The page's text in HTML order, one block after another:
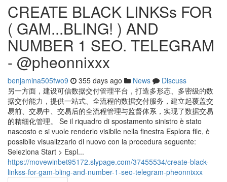
CREATE BLACK LINKSs FOR
( GAM...BLING! ) AND
NUMBER 1 SEO. TELEGRAM
- @pheonnixxx
benjamina505fwo9 355 days ago News
Discuss
另一方面，建设可信数据交付管理平台，打造多形态、多密级的数
据交付能力，提供一站式、全流程的数据交付服务，建立起覆盖交
易前、交易中、交易后的全流程管理与监督体系，实现了数据交易
的精细化管理。 Se il riquadro di spostamento sinistro è stato
nascosto e si vuole renderlo visibile nella finestra Esplora file, è
possibile visualizzarlo di nuovo con la procedura seguente:
Seleziona Start > Espl...
https://movewinbet95172.slypage.com/37455534/create-black-
linkss-for-gam-bling-and-number-1-seo-telegram-pheonnixxx